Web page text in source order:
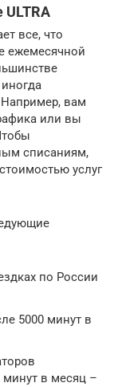
ULTRA
все, что
ежемесячной
вам
или вы
списаниям,
услуг
по России
5000 минут в
минут в месяц –